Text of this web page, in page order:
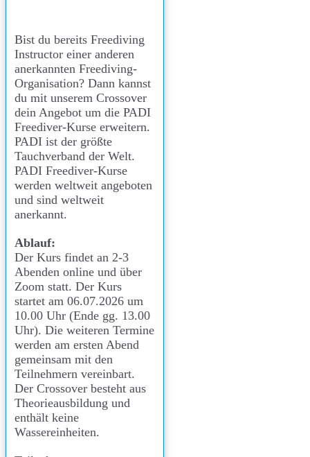
Bist du bereits Freediving
Instructor einer anderen
anerkannten Freediving-
Organisation? Dann kannst
du mit unserem Crossover
dein Angebot um die PADI
Freediver-Kurse erweitern.
PADI ist der größte
Tauchverband der Welt.
PADI Freediver-Kurse
werden weltweit angeboten
und sind weltweit
anerkannt.
Ablauf:
Der Kurs findet an 2-3
Abenden online und über
Zoom statt. Der Kurs
startet am 06.07.2026 um
10.00 Uhr (Ende gg. 13.00
Uhr). Die weiteren Termine
werden am ersten Abend
gemeinsam mit den
Teilnehmern vereinbart.
Der Crossover besteht aus
Theorieausbildung und
enthält keine
Wassereinheiten.